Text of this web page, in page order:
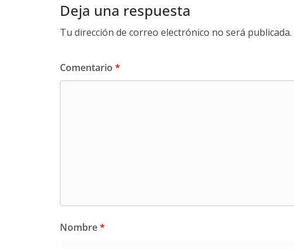
Deja una respuesta
Tu dirección de correo electrónico no será publicada.
Comentario *
Nombre*